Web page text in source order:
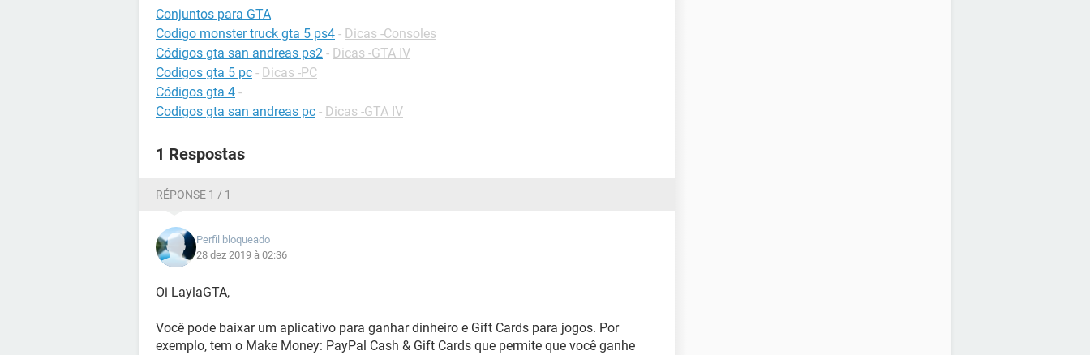
Conjuntos para GTA
Codigo monster truck gta 5 ps4 - Dicas -Consoles
Códigos gta san andreas ps2 - Dicas -GTA IV
Codigos gta 5 pc - Dicas -PC
Códigos gta 4 -
Codigos gta san andreas pc - Dicas -GTA IV
1 Respostas
RÉPONSE 1 / 1
Perfil bloqueado
28 dez 2019 à 02:36
Oi LaylaGTA,
Você pode baixar um aplicativo para ganhar dinheiro e Gift Cards para jogos. Por
exemplo, tem o Make Money: PayPal Cash & Gift Cards que permite que você ganhe